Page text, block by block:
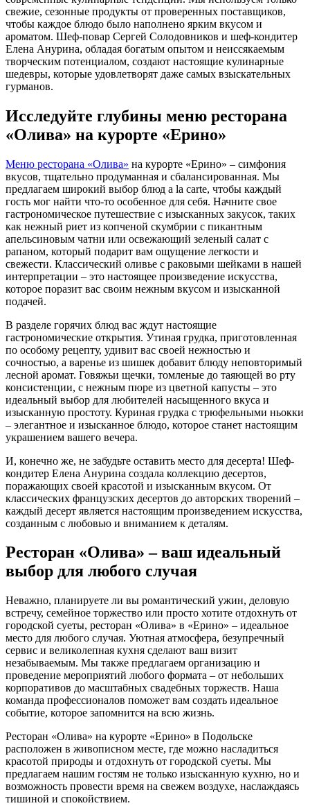
свежие, сезонные продукты от проверенных поставщиков,
чтобы каждое блюдо было наполнено ярким вкусом и
ароматом. Шеф-повар Сергей Солодовников и шеф-кондитер
Елена Анурина, обладая богатым опытом и неиссякаемым
творческим потенциалом, создают настоящие кулинарные
шедевры, которые удовлетворят даже самых взыскательных
гурманов.
Исследуйте глубины меню ресторана
«Олива» на курорте «Ерино»
Меню ресторана «Олива» на курорте «Ерино» – симфония
вкусов, тщательно продуманная и сбалансированная. Мы
предлагаем широкий выбор блюд a la carte, чтобы каждый
гость мог найти что-то особенное для себя. Начните свое
гастрономическое путешествие с изысканных закусок, таких
как нежный риет из копченой скумбрии с пикантным
апельсиновым чатни или освежающий зеленый салат с
рапаном, который подарит вам ощущение легкости и
свежести. Классический оливье с раковыми шейками в нашей
интерпретации – это настоящее произведение искусства,
которое поразит вас своим нежным вкусом и изысканной
подачей.
В разделе горячих блюд вас ждут настоящие
гастрономические открытия. Утиная грудка, приготовленная
по особому рецепту, удивит вас своей нежностью и
сочностью, а варенье из шишек добавит блюду неповторимый
лесной аромат. Говяжьи щечки, томленые до таяющей во рту
консистенции, с нежным пюре из цветной капусты – это
идеальный выбор для любителей насыщенного вкуса и
изысканную простоту. Куриная грудка с трюфельными ньокки
– элегантное и изысканное блюдо, которое станет настоящим
украшением вашего вечера.
И, конечно же, не забудьте оставить место для десерта! Шеф-
кондитер Елена Анурина создала коллекцию десертов,
поражающих своей красотой и изысканным вкусом. От
классических французских десертов до авторских творений –
каждый десерт является настоящим произведением искусства,
созданным с любовью и вниманием к деталям.
Ресторан «Олива» – ваш идеальный
выбор для любого случая
Неважно, планируете ли вы романтический ужин, деловую
встречу, семейное торжество или просто хотите отдохнуть от
городской суеты, ресторан «Олива» в «Ерино» – идеальное
место для любого случая. Уютная атмосфера, безупречный
сервис и великолепная кухня сделают ваш визит
незабываемым. Мы также предлагаем организацию и
проведение мероприятий любого формата – от небольших
корпоративов до масштабных свадебных торжеств. Наша
команда профессионалов поможет вам создать идеальное
событие, которое запомнится на всю жизнь.
Ресторан «Олива» на курорте «Ерино» в Подольске
расположен в живописном месте, где можно насладиться
красотой природы и отдохнуть от городской суеты. Мы
предлагаем нашим гостям не только изысканную кухню, но и
возможность провести время на свежем воздухе, наслаждаясь
тишиной и спокойствием.